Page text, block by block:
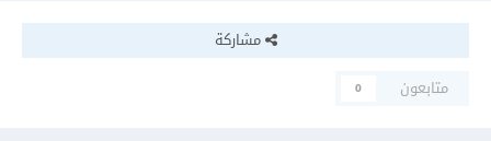
مشاركة
متابعون
0